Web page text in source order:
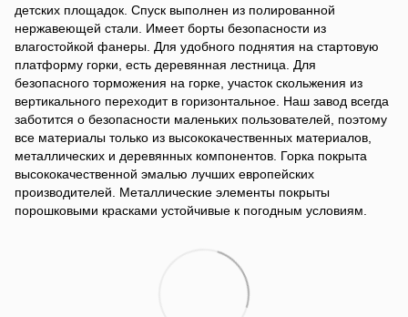
детских площадок. Спуск выполнен из полированной
нержавеющей стали. Имеет борты безопасности из
влагостойкой фанеры. Для удобного поднятия на стартовую
платформу горки, есть деревянная лестница. Для
безопасного торможения на горке, участок скольжения из
вертикального переходит в горизонтальное. Наш завод всегда
заботится о безопасности маленьких пользователей, поэтому
все материалы только из высококачественных материалов,
металлических и деревянных компонентов. Горка покрыта
высококачественной эмалью лучших европейских
производителей. Металлические элементы покрыты
порошковыми красками устойчивые к погодным условиям.